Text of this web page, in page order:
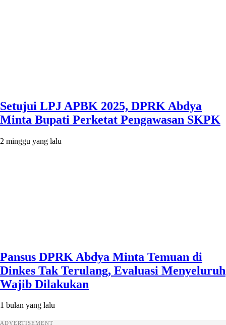
Setujui LPJ APBK 2025, DPRK Abdya
Minta Bupati Perketat Pengawasan SKPK
2 minggu yang lalu
Pansus DPRK Abdya Minta Temuan di
Dinkes Tak Terulang, Evaluasi Menyeluruh
Wajib Dilakukan
1 bulan yang lalu
ADVERTISEMENT